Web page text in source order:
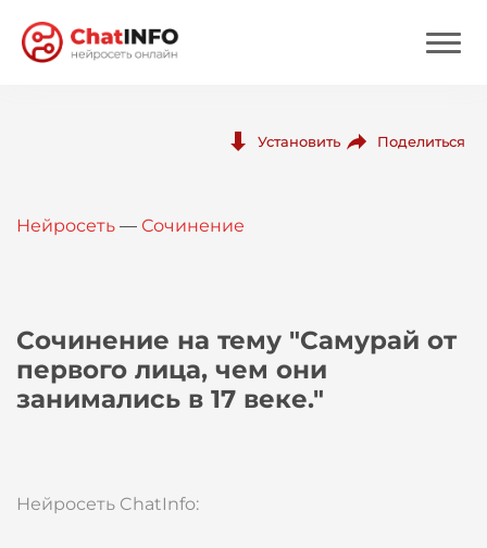
Вход
Установить Поделиться
Нейросеть — Сочинение
Сочинение на тему "Самурай от
первого лица, чем они
занимались в 17 веке."
Нейросеть ChatInfo: